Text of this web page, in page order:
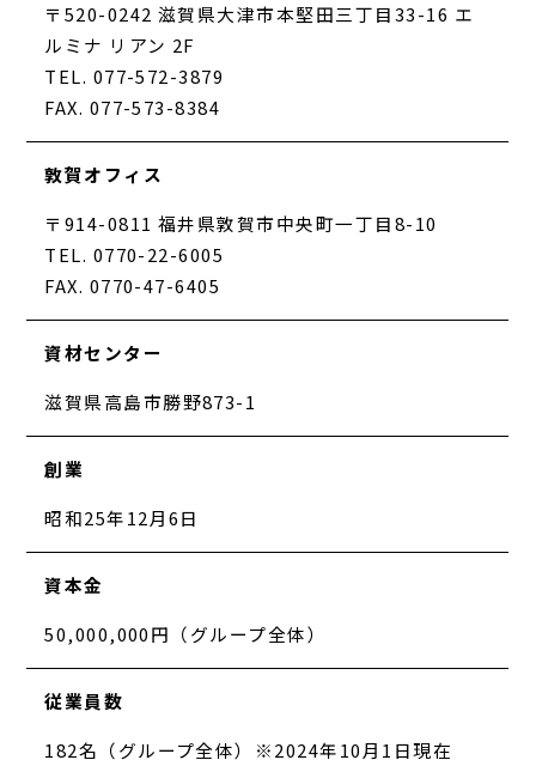
〒520-0242 滋賀県大津市本堅田三丁目33-16 エ
ルミナ リアン 2F
TEL. 077-572-3879
FAX. 077-573-8384
敦賀オフィス
〒914-0811 福井県敦賀市中央町一丁目8-10
TEL. 0770-22-6005
FAX. 0770-47-6405
資材センター
滋賀県高島市勝野873-1
創業
昭和25年12月6日
資本金
50,000,000円（グループ全体）
従業員数
182名（グループ全体）※2024年10月1日現在